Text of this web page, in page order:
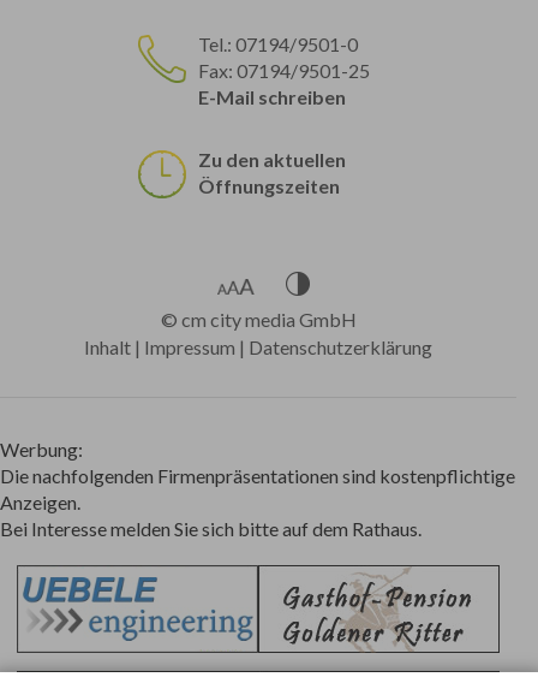
Tel.: 07194/9501-0
Fax: 07194/9501-25
E-Mail schreiben
Zu den aktuellen
Öffnungszeiten
© cm city media GmbH
Inhalt | Impressum | Datenschutzerklärung
Werbung:
Die nachfolgenden Firmenpräsentationen sind kostenpflichtige
Anzeigen.
Bei Interesse melden Sie sich bitte auf dem Rathaus.